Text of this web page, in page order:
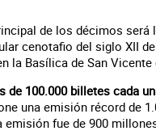
de los décimos será
cenotafio del siglo XII
la Basílica de San Vicente
de 100.000 billetes cada
una emisión récord de
emisión fue de 900